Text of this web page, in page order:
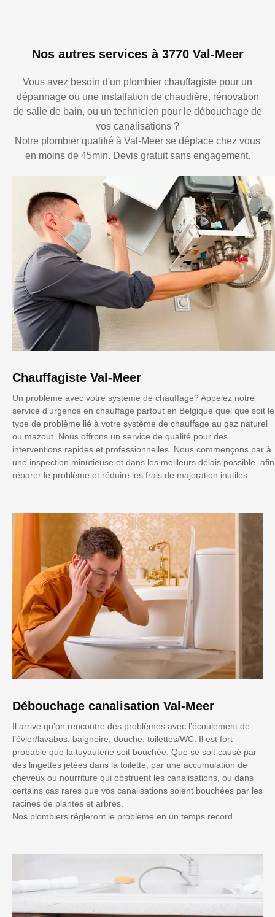
Nos autres services à 3770 Val-Meer
Vous avez besoin d'un plombier chauffagiste pour un
dépannage ou une installation de chaudière, rénovation
de salle de bain, ou un technicien pour le débouchage de
vos canalisations ?
Notre plombier qualifié à Val-Meer se déplace chez vous
en moins de 45min. Devis gratuit sans engagement.
Chauffagiste Val-Meer
Un problème avec votre système de chauffage? Appelez notre
service d’urgence en chauffage partout en Belgique quel que soit le
type de problème lié à votre système de chauffage au gaz naturel
ou mazout. Nous offrons un service de qualité pour des
interventions rapides et professionnelles. Nous commençons par à
une inspection minutieuse et dans les meilleurs délais possible, afin
réparer le problème et réduire les frais de majoration inutiles.
Débouchage canalisation Val-Meer
Il arrive qu'on rencontre des problèmes avec l’écoulement de
l’évier/lavabos, baignoire, douche, toilettes/WC. Il est fort
probable que la tuyauterie soit bouchée. Que se soit causé par
des lingettes jetées dans la toilette, par une accumulation de
cheveux ou nourriture qui obstruent les canalisations, ou dans
certains cas rares que vos canalisations soient bouchées par les
racines de plantes et arbres.
Nos plombiers régleront le problème en un temps record.